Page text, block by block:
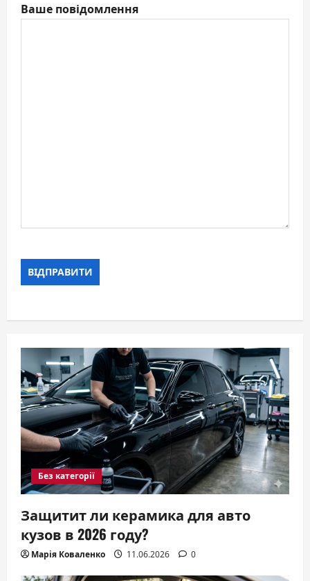
Ваше повідомлення
Без категорії
Защитит ли керамика для авто
кузов в 2026 году?
Марія Коваленко 11.06.2026 0